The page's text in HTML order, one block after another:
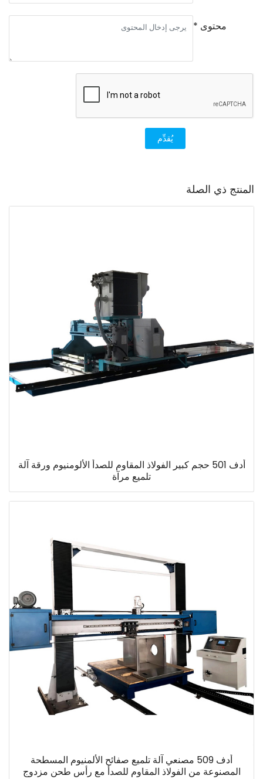
محتوى *
يُقدِّم
المنتج ذي الصلة
أدف 501 حجم كبير الفولاذ المقاوم للصدأ الألومنيوم ورقة آلة
تلميع مرآة
أدف 509 مصنعي آلة تلميع صفائح الألمنيوم المسطحة
المصنوعة من الفولاذ المقاوم للصدأ مع رأس طحن مزدوج